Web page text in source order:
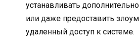
устанавливать
или даже предоставить
удаленный доступ к системе.